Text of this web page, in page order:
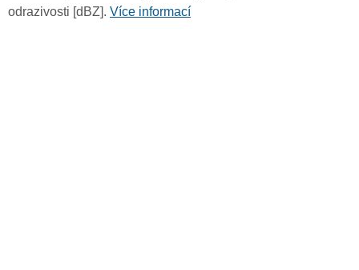
odrazivosti [dBZ]. Více informací